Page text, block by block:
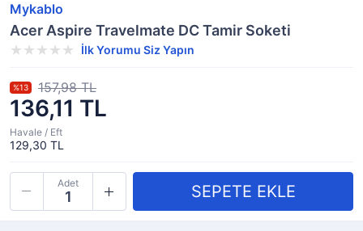
Mykablo
Acer Aspire Travelmate DC Tamir Soketi
İlk Yorumu Siz Yapın
136,11 TL
%13 157,98 TL
Havale / Eft
129,30 TL
Adet